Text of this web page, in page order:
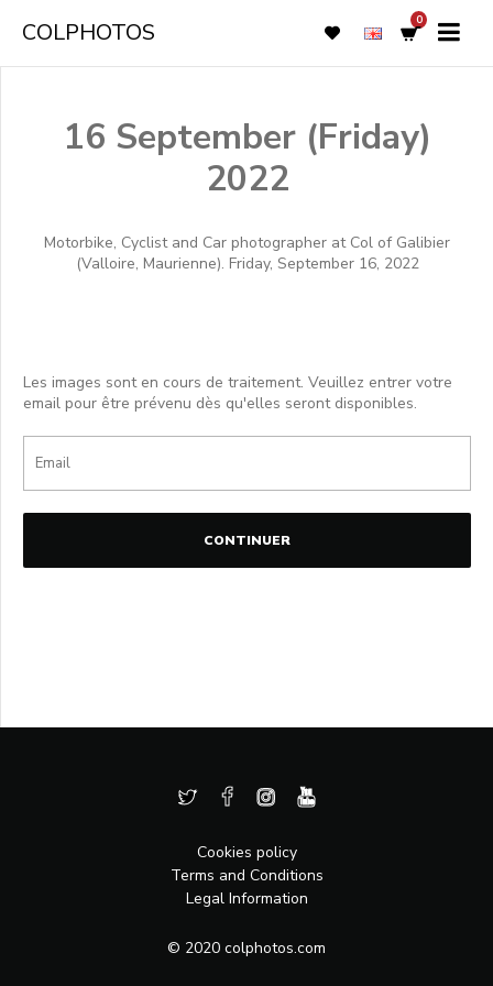
COLPHOTOS 0
16 September (Friday)
2022
Motorbike, Cyclist and Car photographer at Col of Galibier
(Valloire, Maurienne). Friday, September 16, 2022
Les images sont en cours de traitement. Veuillez entrer votre
email pour être prévenu dès qu'elles seront disponibles.
CONTINUER
Cookies policy
Terms and Conditions
Legal Information
© 2020 colphotos.com